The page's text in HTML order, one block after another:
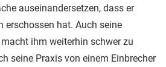
auseinandersetzen, dass er
erschossen hat. Auch seine
ihm weiterhin schwer zu
seine Praxis von einem Einbrecher